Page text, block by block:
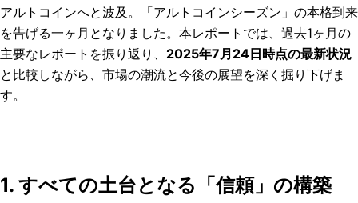
アルトコインへと波及。「アルトコインシーズン」の本格到来
を告げる一ヶ月となりました。本レポートでは、過去1ヶ月の
主要なレポートを振り返り、 2025年7月24日時点の最新状況
と比較しながら、市場の潮流と今後の展望を深く掘り下げま
す。
1. すべての土台となる「信頼」の構築